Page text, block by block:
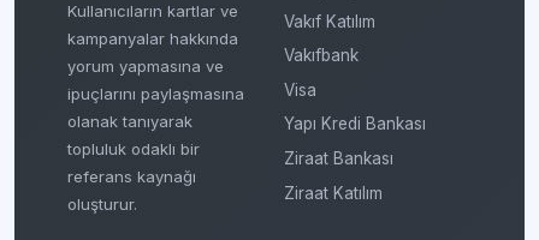
Kullanıcıların kartlar ve
kampanyalar hakkında
yorum yapmasına ve
ipuçlarını paylaşmasına
olanak tanıyarak
topluluk odaklı bir
referans kaynağı
oluşturur.
Vakıf Katılım
Vakıfbank
Visa
Yapı Kredi Bankası
Ziraat Bankası
Ziraat Katılım